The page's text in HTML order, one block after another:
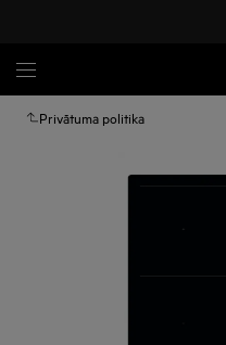
Privātuma politika